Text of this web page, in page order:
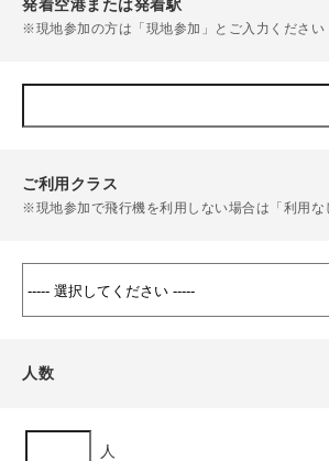
発着空港または発着駅
※現地参加の方は「現地参加」とご入力ください
ご利用クラス
※現地参加で飛行機を利用しない場合は「利用な
人数
人